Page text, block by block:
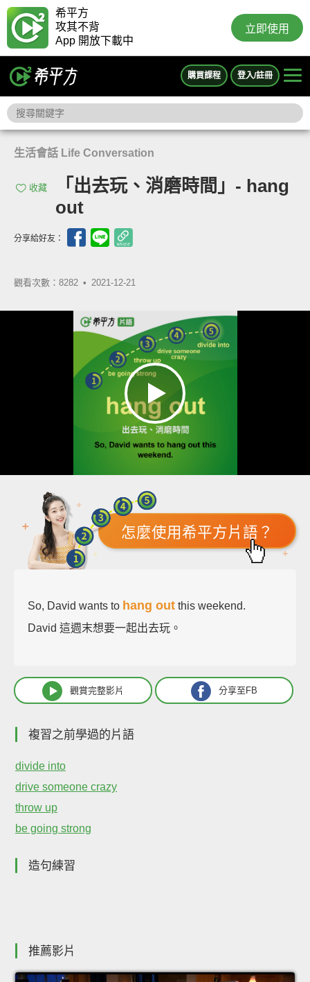
希平方
攻其不背
App 開放下載中
立即使用
購買課程 登入/註冊
生活會話 Life Conversation
收藏
「出去玩、消磨時間」- hang
out
分享給好友：
觀看次數：8282 • 2021-12-21
怎麼使用希平方片語？
So, David wants to hang out this weekend.
David 這週末想要一起出去玩。
觀賞完整影片 分享至FB
複習之前學過的片語
divide into
drive someone crazy
throw up
be going strong
造句練習
推薦影片